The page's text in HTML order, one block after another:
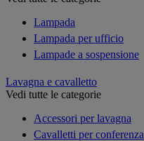
Lampada
Lampada per ufficio
Lampade a sospensione
Lavagna e cavalletto
Vedi tutte le categorie
Accessori per lavagna
Cavalletti per conferenza